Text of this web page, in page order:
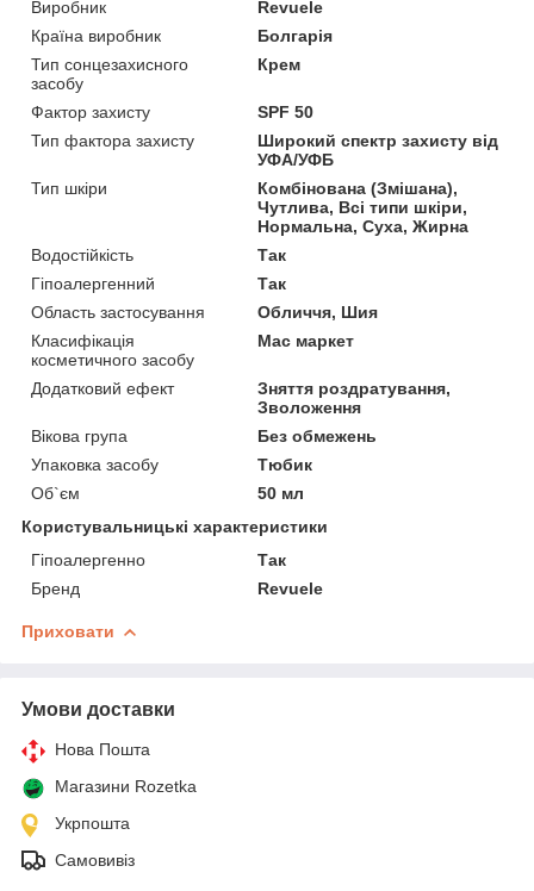
Виробник
Revuele
Країна виробник
Болгарія
Тип сонцезахисного
засобу
Крем
Фактор захисту
SPF 50
Тип фактора захисту
Широкий спектр захисту від
УФА/УФБ
Тип шкіри
Комбінована (Змішана),
Чутлива, Всі типи шкіри,
Нормальна, Суха, Жирна
Водостійкість
Так
Гіпоалергенний
Так
Область застосування
Обличчя, Шия
Класифікація
косметичного засобу
Мас маркет
Додатковий ефект
Зняття роздратування,
Зволоження
Вікова група
Без обмежень
Упаковка засобу
Тюбик
Об`єм
50 мл
Користувальницькі характеристики
Гіпоалергенно
Так
Бренд
Revuele
Приховати
Умови доставки
Нова Пошта
Магазини Rozetka
Укрпошта
Самовивіз